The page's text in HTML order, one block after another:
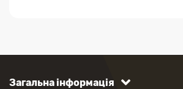
Загальна інформація